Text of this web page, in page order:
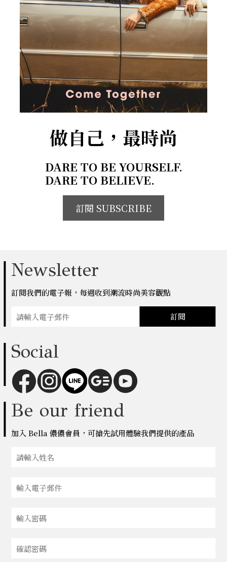
做自己，最時尚
DARE TO BE YOURSELF.
DARE TO BELIEVE.
訂閱 SUBSCRIBE
Newsletter
訂閱我們的電子報，每週收到潮流時尚美容觀點
訂閱
Social
Be our friend
加入 Bella 儂儂會員，可搶先試用體驗我們提供的產品